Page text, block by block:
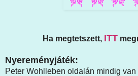
Ha megtetszett, ITT
Nyereményjáték:
Peter Wohlleben oldalán mindig